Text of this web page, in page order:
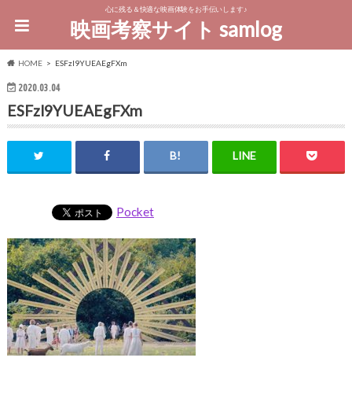
心に残る＆快適な映画体験をお手伝いします♪
映画考察サイト samlog
HOME ESFzl9YUEAEgFXm
2020.03.04
ESFzl9YUEAEgFXm
Pocket